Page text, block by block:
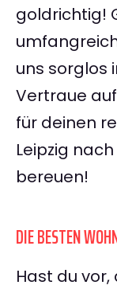
goldrichtig!
uns sorglos
Vertraue
für deinen
Leipzig
bereuen!
DIE BESTEN
Hast du